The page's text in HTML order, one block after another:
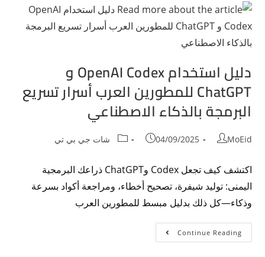
دليل استخدام OpenAI Codex و
ChatGPT للمطورين العرب أسرار تسريع
البرمجة بالذكاء الاصطناعي
MoEid
04/09/2025 شات جي بي تي
اكتشف كيف تجعل Codex وChatGPT ذراعك البرمجية
اليمنى: توليد شيفرة، تصحيح أخطاء، ومراجعة أكواد بسرعة
وذكاء—كل ذلك بدليل مبسط للمطورين العرب
Continue Reading